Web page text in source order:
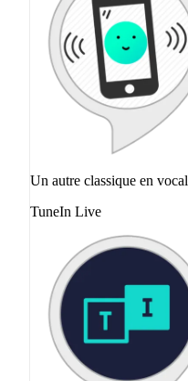
Un autre classique en
TuneIn Live